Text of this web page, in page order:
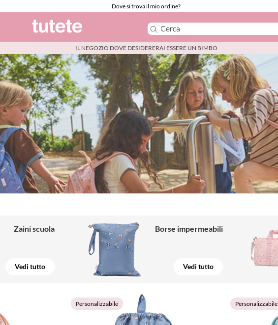
Dove si trova il mio ordine?
IL NEGOZIO DOVE DESIDERERAI ESSERE UN BIMBO
Zaini scuola
Vedi tutto
Borse impermeabili
Vedi tutto
Personalizzabile Personalizzabile